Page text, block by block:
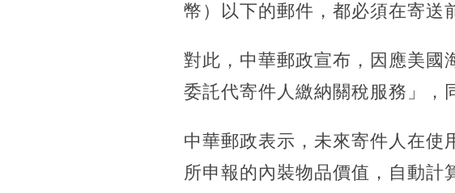
幣）以下的郵件，都必須在寄送
對此，中華郵政宣布，因應美國
委託代寄件人繳納關稅服務」，
中華郵政表示，未來寄件人在使
所申報的內裝物品價值，自動計